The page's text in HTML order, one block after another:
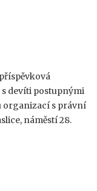
devíti postupnými
organizací s právní
náměstí 28.